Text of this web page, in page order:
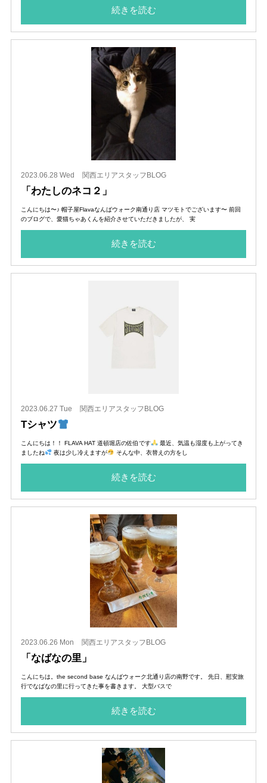
続きを読む
2023.06.28 Wed 関西エリアスタッフBLOG
「わたしのネコ２」
こんにちは〜♪ 帽子屋Flavaなんばウォーク南通り店 マツモトでございます〜 前回
のブログで、愛猫ちゃあくんを紹介させていただきましたが、 実
続きを読む
2023.06.27 Tue 関西エリアスタッフBLOG
Tシャツ
こんにちは！！ FLAVA HAT 道頓堀店の佐伯です
最近、気温も湿度も上がってき
ましたね
夜は少し冷えますが そんな中、衣替えの方をし
続きを読む
2023.06.26 Mon 関西エリアスタッフBLOG
「なばなの里」
こんにちは。the second base なんばウォーク北通り店の南野です。 先日、慰安旅
行でなばなの里に行ってきた事を書きます。 大型バスで
続きを読む